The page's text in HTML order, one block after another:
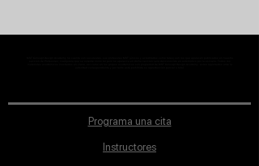
Programa una cita
Instructores